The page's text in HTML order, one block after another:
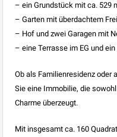
– ein Grundstück mit ca. 529
– Garten mit überdachtem
– Hof und zwei Garagen mit
– eine Terrasse im EG und ein
Ob als Familienresidenz oder
Sie eine Immobilie, die
Charme überzeugt.
Mit insgesamt ca. 160